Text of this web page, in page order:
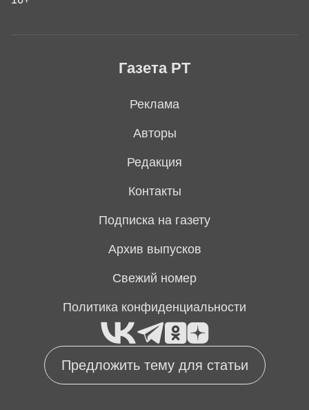
Предложить тему для статьи
Газета РТ
Реклама
Авторы
Редакция
Контакты
Подписка на газету
Архив выпусков
Свежий номер
Политика конфиденциальности